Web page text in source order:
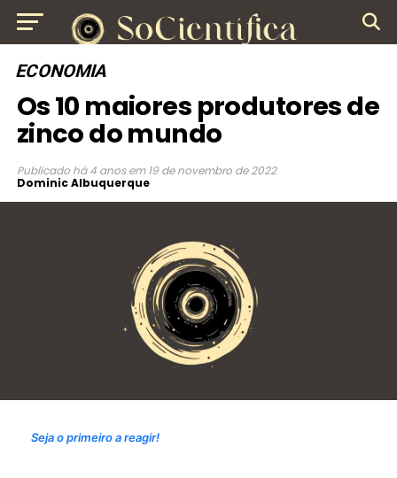
ECONOMIA
Os 10 maiores produtores de
zinco do mundo
Publicado há 4 anos em 19 de novembro de 2022
Dominic Albuquerque
Seja o primeiro a reagir!